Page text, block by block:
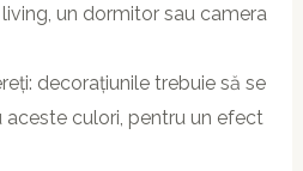
un dormitor sau camera
decorațiunile trebuie să se
aceste culori, pentru un efect